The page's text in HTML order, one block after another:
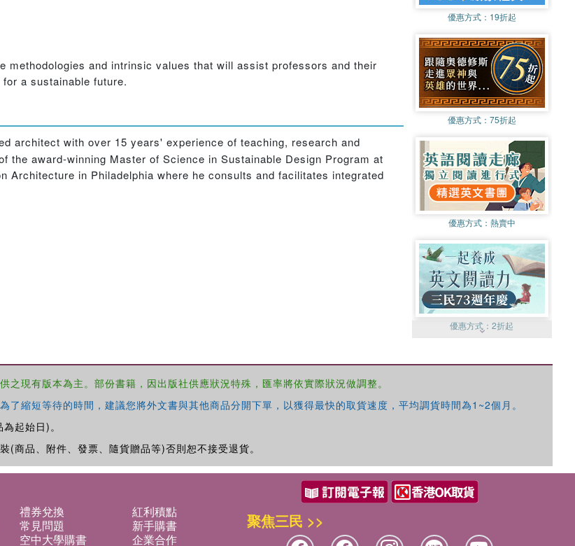
and intrinsic values that will assist professors and their
a sustainable future.
architect with over 15 years' experience of teaching, research and
award-winning Master of Science in Sustainable Design Program at
in Philadelphia where he consults and facilitates integrated
優惠方式： 19折起
優惠方式： 75折起
優惠方式： 熱賣中
優惠方式：2折起
現有版本為主。部份書籍，因出版社供應狀況特殊，匯率將依實際狀況做調整。
縮短等待的時間，建議您將外文書與其他商品分開下單，以獲得最快的取貨速度，平均調貨時間為1~2個月。
起始日)。
商品、附件、發票、隨貨贈品等)否則恕不接受退貨。
禮券兌換
紅利積點
常見問題
新手購書
空中大學購書
企業合作
聚焦三民 >>